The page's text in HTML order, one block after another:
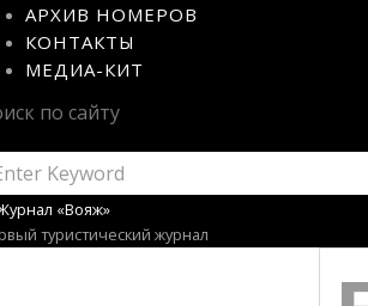
АРХИВ НОМЕРОВ
КОНТАКТЫ
МЕДИА-КИТ
по сайту
туристический журнал
FOR: